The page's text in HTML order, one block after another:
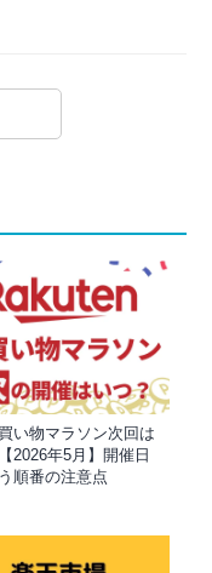
い物マラソン次回は
2026年5月】開催日
順番の注意点